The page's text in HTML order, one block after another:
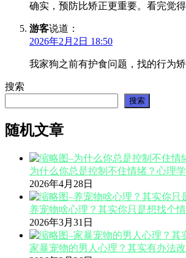
确实，预防比矫正更重要。看完觉
游客说道：
2026年2月2日 18:50
我家狗之前有护食问题，找的行为
搜索
搜索
随机文章
为什么你总是控制不住情绪？心理
2026年4月28日
养宠物啥心理？其实你只是想找个
2026年3月31日
家暴宠物的男人心理？其实有办法